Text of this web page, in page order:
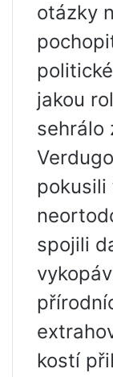
otázky
jakou
sehrálo
spojili
kostí